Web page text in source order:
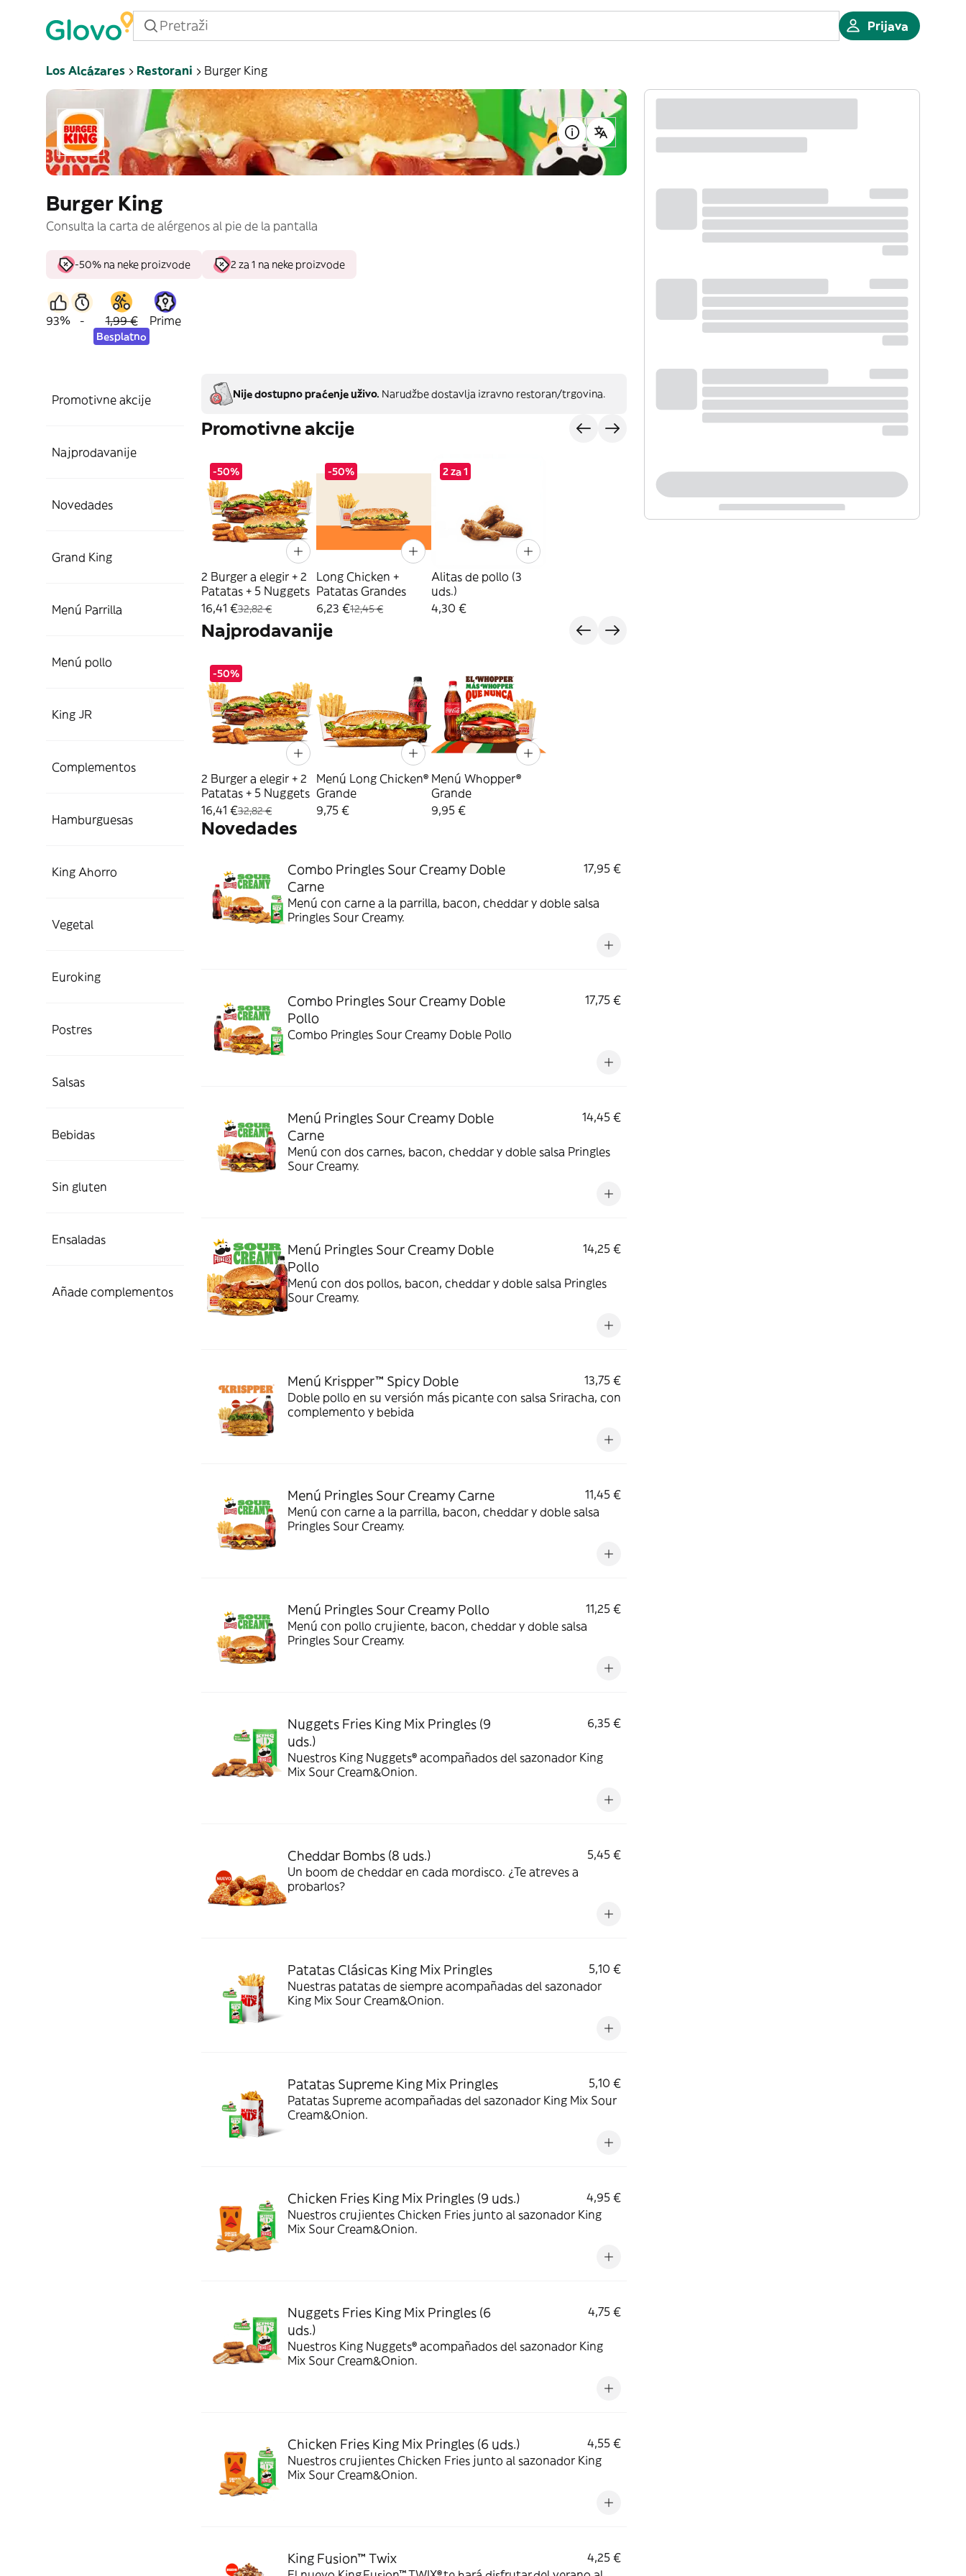
Prijava
Los Alcázares Restorani Burger King
Burger King
Consulta la carta de alérgenos al pie de la pantalla
-50% na neke proizvode 2 za 1 na neke proizvode
93% - 1,99 €
Besplatno
Prime
Promotivne akcije
Najprodavanije
Novedades
Grand King
Menú Parrilla
Menú pollo
King JR
Complementos
Hamburguesas
King Ahorro
Vegetal
Euroking
Postres
Salsas
Bebidas
Sin gluten
Ensaladas
Añade complementos
Nije dostupno praćenje uživo. Narudžbe dostavlja izravno restoran/trgovina.
Promotivne akcije
-50%
2 Burger a elegir + 2
Patatas + 5 Nuggets
16,41 €32,82 €
-50%
Long Chicken +
Patatas Grandes
6,23 €12,45 €
2 za 1
Alitas de pollo (3
uds.)
4,30 €
Najprodavanije
-50%
2 Burger a elegir + 2
Patatas + 5 Nuggets
16,41 €32,82 €
Menú Long Chicken®
Grande
9,75 €
Menú Whopper®
Grande
9,95 €
Novedades
Combo Pringles Sour Creamy Doble
Carne
17,95 €
Menú con carne a la parrilla, bacon, cheddar y doble salsa
Pringles Sour Creamy.
Combo Pringles Sour Creamy Doble
Pollo
17,75 €
Combo Pringles Sour Creamy Doble Pollo
Menú Pringles Sour Creamy Doble
Carne
14,45 €
Menú con dos carnes, bacon, cheddar y doble salsa Pringles
Sour Creamy.
Menú Pringles Sour Creamy Doble
Pollo
14,25 €
Menú con dos pollos, bacon, cheddar y doble salsa Pringles
Sour Creamy.
Menú Krispper™ Spicy Doble
13,75 €
Doble pollo en su versión más picante con salsa Sriracha, con
complemento y bebida
Menú Pringles Sour Creamy Carne
11,45 €
Menú con carne a la parrilla, bacon, cheddar y doble salsa
Pringles Sour Creamy.
Menú Pringles Sour Creamy Pollo
11,25 €
Menú con pollo crujiente, bacon, cheddar y doble salsa
Pringles Sour Creamy.
Nuggets Fries King Mix Pringles (9
uds.)
6,35 €
Nuestros King Nuggets® acompañados del sazonador King
Mix Sour Cream&Onion.
Cheddar Bombs (8 uds.)
5,45 €
Un boom de cheddar en cada mordisco. ¿Te atreves a
probarlos?
Patatas Clásicas King Mix Pringles
5,10 €
Nuestras patatas de siempre acompañadas del sazonador
King Mix Sour Cream&Onion.
Patatas Supreme King Mix Pringles
5,10 €
Patatas Supreme acompañadas del sazonador King Mix Sour
Cream&Onion.
Chicken Fries King Mix Pringles (9 uds.)
4,95 €
Nuestros crujientes Chicken Fries junto al sazonador King
Mix Sour Cream&Onion.
Nuggets Fries King Mix Pringles (6
uds.)
4,75 €
Nuestros King Nuggets® acompañados del sazonador King
Mix Sour Cream&Onion.
Chicken Fries King Mix Pringles (6 uds.)
4,55 €
Nuestros crujientes Chicken Fries junto al sazonador King
Mix Sour Cream&Onion.
King Fusion™ Twix
4,25 €